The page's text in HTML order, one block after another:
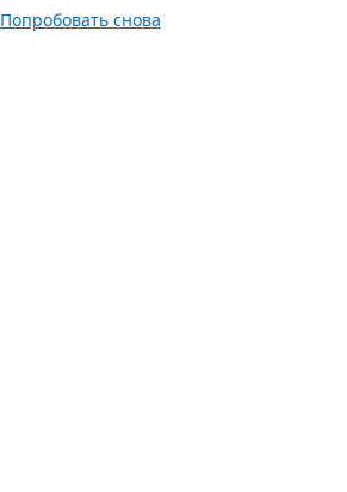
Попробовать снова